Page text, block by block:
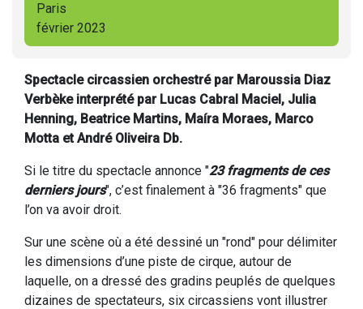
Paris
février 2023
Spectacle circassien orchestré par Maroussia Diaz
Verbèke interprété par Lucas Cabral Maciel, Julia
Henning, Beatrice Martins, Maíra Moraes, Marco
Motta et André Oliveira Db.
Si le titre du spectacle annonce "23 fragments de ces
derniers jours", c’est finalement à "36 fragments" que
l’on va avoir droit.
Sur une scène où a été dessiné un "rond" pour délimiter
les dimensions d’une piste de cirque, autour de
laquelle, on a dressé des gradins peuplés de quelques
dizaines de spectateurs, six circassiens vont illustrer